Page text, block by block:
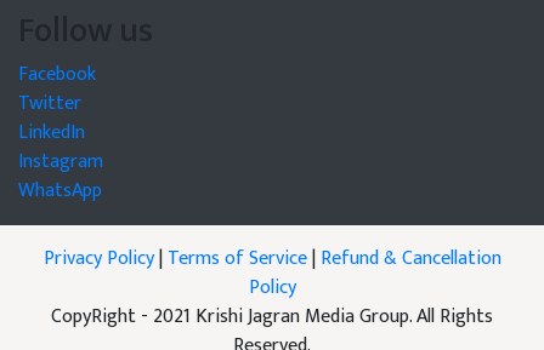
Follow us
Facebook
Twitter
LinkedIn
Instagram
WhatsApp
Privacy Policy|Terms of Service|Refund & Cancellation
Policy
CopyRight - 2021 Krishi Jagran Media Group. All Rights